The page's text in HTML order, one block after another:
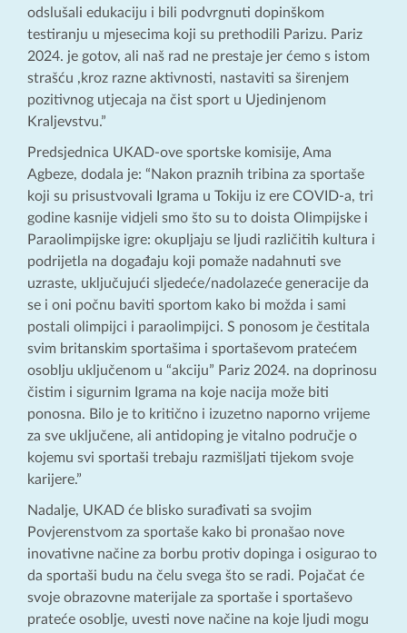
odslušali edukaciju i bili podvrgnuti dopinškom
testiranju u mjesecima koji su prethodili Parizu. Pariz
2024. je gotov, ali naš rad ne prestaje jer ćemo s istom
strašću ,kroz razne aktivnosti, nastaviti sa širenjem
pozitivnog utjecaja na čist sport u Ujedinjenom
Kraljevstvu.”
Predsjednica UKAD-ove sportske komisije, Ama
Agbeze, dodala je: “Nakon praznih tribina za sportaše
koji su prisustvovali Igrama u Tokiju iz ere COVID-a, tri
godine kasnije vidjeli smo što su to doista Olimpijske i
Paraolimpijske igre: okupljaju se ljudi različitih kultura i
podrijetla na događaju koji pomaže nadahnuti sve
uzraste, uključujući sljedeće/nadolazeće generacije da
se i oni počnu baviti sportom kako bi možda i sami
postali olimpijci i paraolimpijci. S ponosom je čestitala
svim britanskim sportašima i sportaševom pratećem
osoblju uključenom u “akciju” Pariz 2024. na doprinosu
čistim i sigurnim Igrama na koje nacija može biti
ponosna. Bilo je to kritično i izuzetno naporno vrijeme
za sve uključene, ali antidoping je vitalno područje o
kojemu svi sportaši trebaju razmišljati tijekom svoje
karijere.”
Nadalje, UKAD će blisko surađivati ​​sa svojim
Povjerenstvom za sportaše kako bi pronašao nove
inovativne načine za borbu protiv dopinga i osigurao to
da sportaši budu na čelu svega što se radi. Pojačat će
svoje obrazovne materijale za sportaše i sportaševo
prateće osoblje, uvesti nove načine na koje ljudi mogu